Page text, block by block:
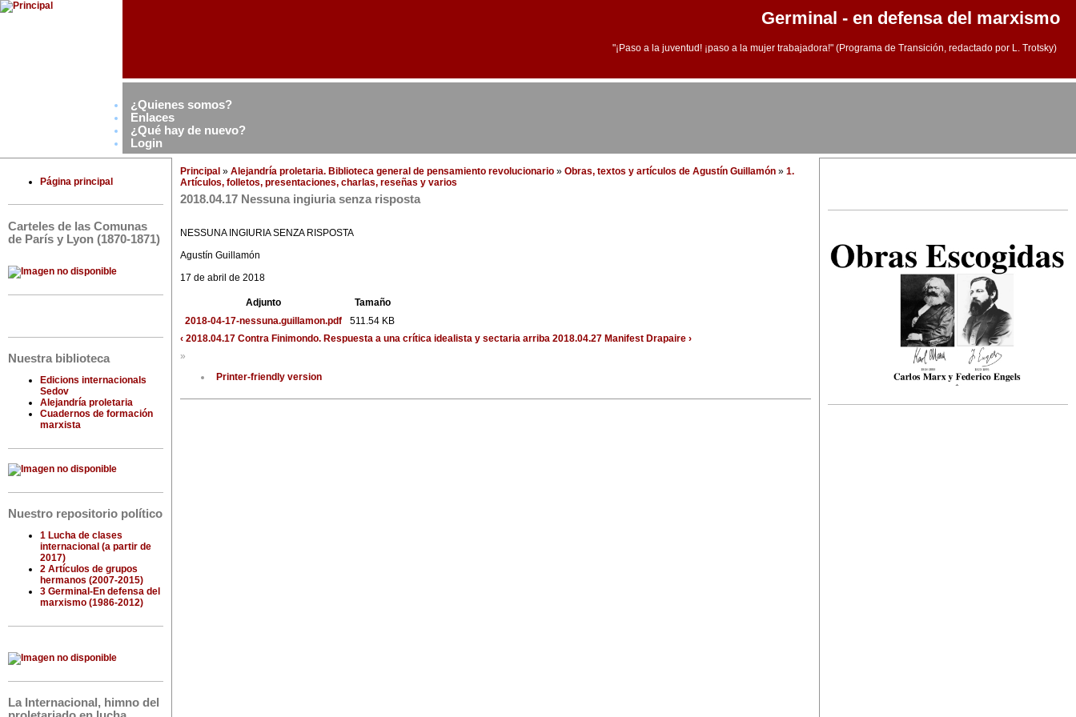
Germinal - en defensa del marxismo
"¡Paso a la juventud! ¡paso a la mujer trabajadora!" (Programa de Transición, redactado por L. Trotsky)
¿Quienes somos?
Enlaces
¿Qué hay de nuevo?
Login
Página principal
Carteles de las Comunas
de París y Lyon (1870-1871)
Nuestra biblioteca
Edicions internacionals
Sedov
Alejandría proletaria
Cuadernos de formación
marxista
Nuestro repositorio político
1 Lucha de clases
internacional (a partir de
2017)
2 Artículos de grupos
hermanos (2007-2015)
3 Germinal-En defensa del
marxismo (1986-2012)
La Internacional, himno del
Principal » Alejandría proletaria. Biblioteca general de pensamiento revolucionario » Obras, textos y artículos de Agustín Guillamón » 1.
Artículos, folletos, presentaciones, charlas, reseñas y varios
2018.04.17 Nessuna ingiuria senza risposta
NESSUNA INGIURIA SENZA RISPOSTA
Agustín Guillamón
17 de abril de 2018
Adjunto
Tamaño
2018-04-17-nessuna.guillamon.pdf
511.54 KB
‹ 2018.04.17 Contra Finimondo. Respuesta a una crítica idealista y sectaria arriba 2018.04.27 Manifest Drapaire ›
»
Printer-friendly version